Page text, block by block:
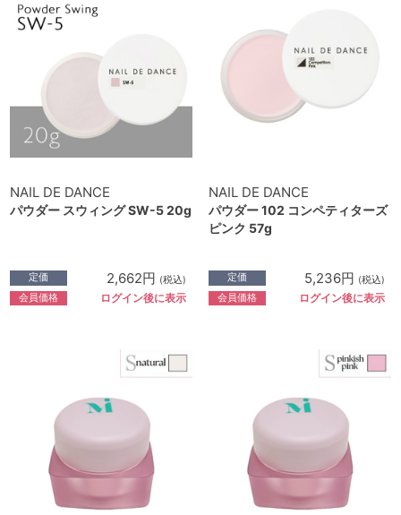
NAIL DE DANCE
パウダー スウィング SW-5 20g
定価 2,662円 (税込)
会員価格 ログイン後に表示
NAIL DE DANCE
パウダー 102 コンペティターズ
ピンク 57g
定価 5,236円 (税込)
会員価格 ログイン後に表示